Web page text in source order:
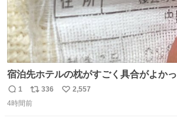
宿泊先ホテルの枕がすごく具合がよか
カーだろうとタグを見たら フラソスベッド という聞いたこ
とのない会社で困ってる。該当の渋谷区
返
信
1
リ
ポ
336
い
2,557
4時間前